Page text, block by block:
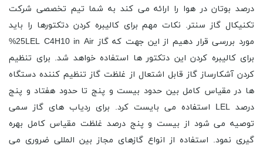
درصد بوتان در هوا را ارائه می کند به شما تیم تخصصی شرکت
تکنیکال گاز سنتر. نکات مهم برای کالیبره کردن دتکتورها را باید
مورد بررسی قرار دهیم از این جهت که گاز 25LEL C4H10 in Air%
برای کالیبره کردن این دتکتور ها استفاده خواهد شد. برای تنظیم
کردن آشکارساز گاز قابل اشتعال از غلظت گاز تنظیم کننده دستگاه
ها در مقیاس کامل بین حدود بیست و پنج تا حدود هفتاد و پنج
درصد LEL استفاده می بایست کرد. برای ردیاب های گاز سمی
توصیه می شود از بیست و پنج درصد غلظت مقیاس کامل بهره
گیری نمود. استفاده از انواع گازهای مجاز بین المللی ضروری می